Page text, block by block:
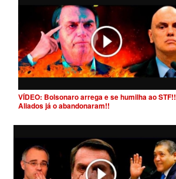
VÍDEO: Bolsonaro arrega e se humilha ao STF!!
Aliados já o abandonaram!!